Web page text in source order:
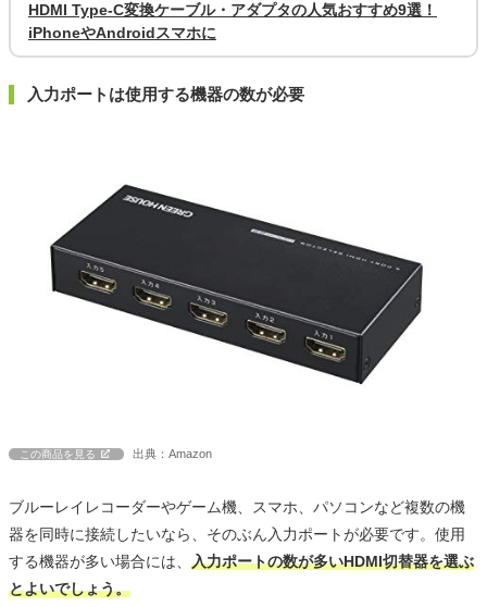
HDMI Type-C変換ケーブル・アダプタの人気おすすめ9選！
iPhoneやAndroidスマホに
入力ポートは使用する機器の数が必要
この商品を見る 出典：Amazon
ブルーレイレコーダーやゲーム機、スマホ、パソコンなど複数の機
器を同時に接続したいなら、そのぶん入力ポートが必要です。使用
する機器が多い場合には、 入力ポートの数が多いHDMI切替器を選ぶ
とよいでしょう。